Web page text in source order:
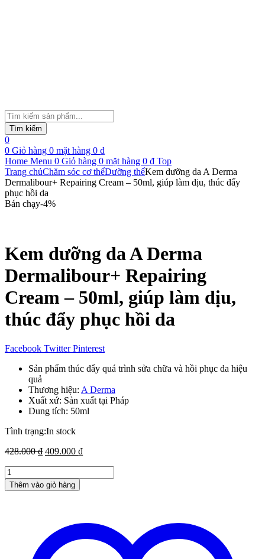
Tìm
kiếm
sản
phẩm
Tìm kiếm
0
0 Giỏ hàng 0 mặt hàng 0 ₫
Home Menu 0 Giỏ hàng 0 mặt hàng 0 ₫ Top
Trang chủChăm sóc cơ thểDưỡng thểKem dưỡng da A Derma
Dermalibour+ Repairing Cream – 50ml, giúp làm dịu, thúc đẩy
phục hồi da
Bán chạy-4%
Kem dưỡng da A Derma
Dermalibour+ Repairing
Cream – 50ml, giúp làm dịu,
thúc đẩy phục hồi da
Facebook Twitter Pinterest
Sản phẩm thúc đẩy quá trình sửa chữa và hồi phục da hiệu
quả
Thương hiệu: A Derma
Xuất xứ: Sản xuất tại Pháp
Dung tích: 50ml
Tình trạng:In stock
428.000₫ Giá
428.000 ₫.
409.000 ₫Giá
Kem
dưỡng
da
Thêm vào giỏ hàng